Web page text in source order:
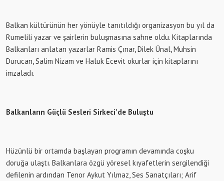
Balkan kültürünün her yönüyle tanıtıldığı organizasyon bu yıl da
Rumelili yazar ve şairlerin buluşmasına sahne oldu. Kitaplarında
Balkanları anlatan yazarlar Ramis Çınar, Dilek Ünal, Muhsin
Durucan, Salim Nizam ve Haluk Ecevit okurlar için kitaplarını
imzaladı.
Balkanların Güçlü Sesleri Sirkeci’de Buluştu
Hüzünlü bir ortamda başlayan programın devamında coşku
doruğa ulaştı. Balkanlara özgü yöresel kıyafetlerin sergilendiği
defilenin ardından Tenor Aykut Yılmaz, Ses Sanatçıları; Arif